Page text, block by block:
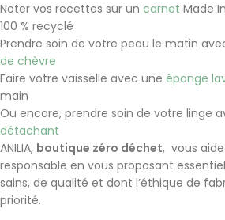
Noter vos recettes sur un carnet Made
100 % recyclé
Prendre soin de votre peau le matin
de chèvre
Faire votre vaisselle avec une éponge
main
Ou encore, prendre soin de votre linge
détachant
ANILIA, boutique zéro déchet, vous
responsable en vous proposant
sains, de qualité et dont l’éthique de
priorité.